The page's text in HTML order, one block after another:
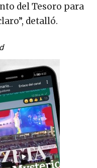
del Tesoro para
detalló.